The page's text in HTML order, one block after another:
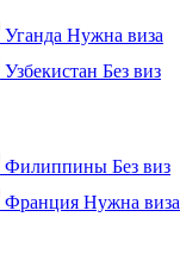
Уганда Нужна виза
Узбекистан Без виз
Филиппины Без виз
Франция Нужна виза